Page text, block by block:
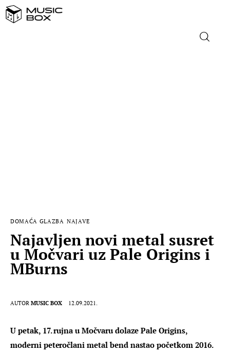
DOMAĆA GLAZBA NAJAVE
Najavljen novi metal susret
u Močvari uz Pale Origins i
MBurns
AUTOR MUSIC BOX 12.09.2021.
U petak, 17. rujna u Močvaru dolaze Pale Origins,
moderni peteročlani metal bend nastao početkom 2016.